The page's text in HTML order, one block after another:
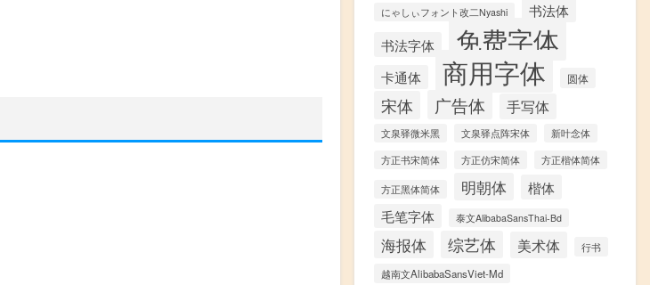
にゃしぃフォント改二Nyashi 书法体
书法字体 免费字体
卡通体 商用字体 圆体
宋体 广告体 手写体
文泉驿微米黑 文泉驿点阵宋体
新叶念体
方正书宋简体
方正仿宋简体 方正楷体简体
方正黑体简体 明朝体 楷体
毛笔字体 泰文AlibabaSansThai-Bd
海报体 综艺体 美术体
行书
越南文AlibabaSansViet-Md